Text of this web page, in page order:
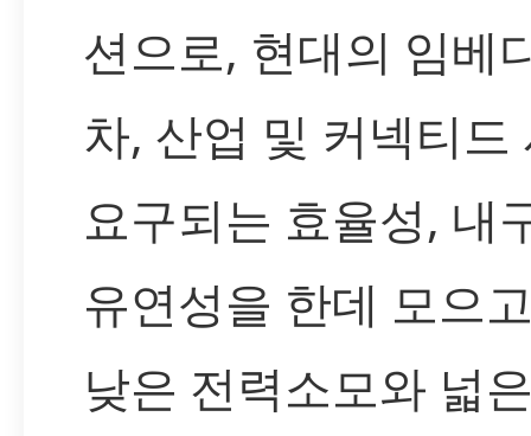
션으로, 현대의 임베
차, 산업 및 커넥티드
요구되는 효율성, 내
유연성을 한데 모으
낮은 전력소모와 넓